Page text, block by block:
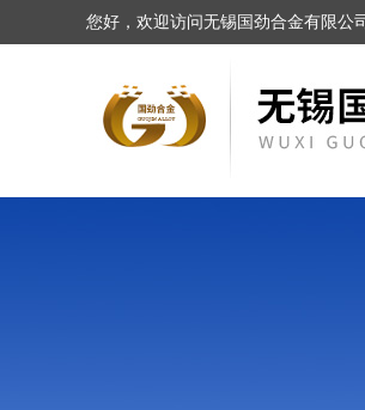
您好，欢迎访问无锡国劲合金有限公